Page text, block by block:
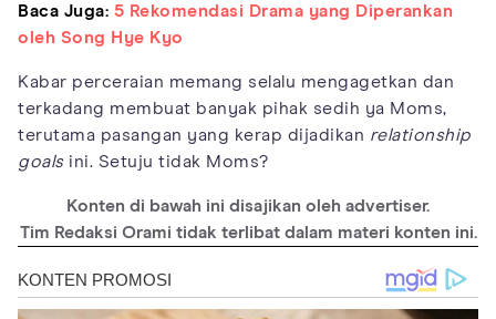
Baca Juga: 5 Rekomendasi Drama yang Diperankan
oleh Song Hye Kyo
Kabar perceraian memang selalu mengagetkan dan
terkadang membuat banyak pihak sedih ya Moms,
terutama pasangan yang kerap dijadikan relationship
goalsini. Setuju tidak Moms?
Konten di bawah ini disajikan oleh advertiser.
Tim Redaksi Orami tidak terlibat dalam materi konten ini.